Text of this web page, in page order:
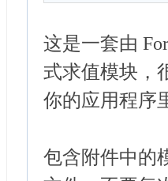
这是一套由
式求值模块，
你的应用程序
包含附件中的